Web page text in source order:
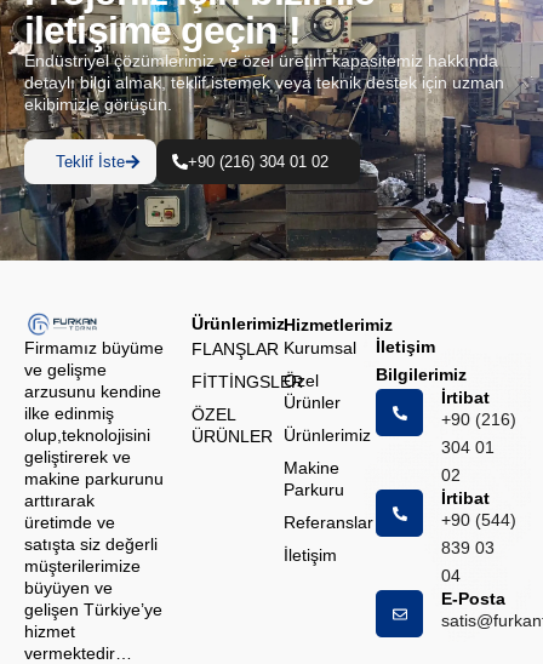
iletişime geçin !
Endüstriyel çözümlerimiz ve özel üretim kapasitemiz hakkında
detaylı bilgi almak, teklif istemek veya teknik destek için uzman
ekibimizle görüşün.
Teklif İste +90 (216) 304 01 02
Firmamız büyüme
ve gelişme
arzusunu kendine
ilke edinmiş
olup,teknolojisini
geliştirerek ve
makine parkurunu
arttırarak
üretimde ve
satışta siz değerli
müşterilerimize
büyüyen ve
gelişen Türkiye’ye
hizmet
vermektedir…
Ürünlerimiz
FLANŞLAR
FİTTİNGSLER
ÖZEL
ÜRÜNLER
Hizmetlerimiz
Kurumsal
Özel
Ürünler
Ürünlerimiz
Makine
Parkuru
Referanslar
İletişim
İletişim
Bilgilerimiz
İrtibat
+90 (216)
304 01
02
İrtibat
+90 (544)
839 03
04
E-Posta